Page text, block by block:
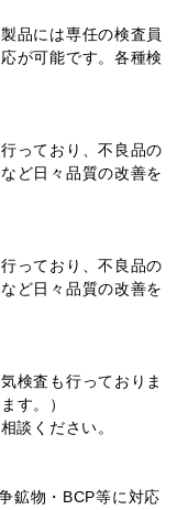
品には専任の検査員
が可能です。各種検
っており、不良品の
ど日々品質の改善を
っており、不良品の
ど日々品質の改善を
検査も行っておりま
す。）
談ください。
鉱物・BCP等に対応